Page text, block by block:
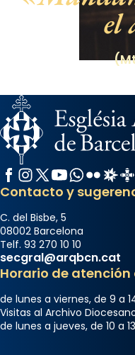
el
Facebook
Instagram
X / Twitter
YouTube
WhatsApp
FlickrRadio
Contacto y
C. del Bisbe, 5
08002 Barcelona
Telf. 93 270 10 10
secgral@arqbcn.cat
Horario de atención
de lunes a viernes, de 9 a
Visitas al Archivo
de lunes a jueves, de 10 a